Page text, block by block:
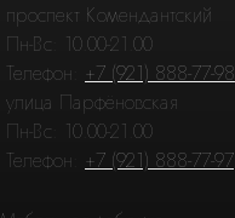
проспект Комендантский
Пн-Вс: 10.00-21.00
Телефон: +7 (921) 888-77-98
улица Парфёновская
Пн-Вс: 10.00-21.00
Телефон: +7 (921) 888-77-97